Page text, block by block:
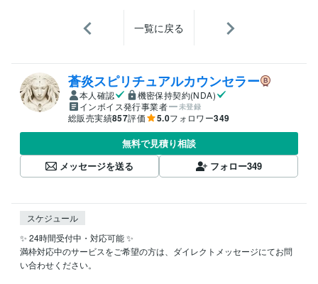
一覧に戻る
蒼炎スピリチュアルカウンセラー
本人確認
機密保持契約(NDA)
インボイス発行事業者
未登録
総販売実績857評価 5.0フォロワー349
無料で見積り相談
メッセージを送る
フォロー349
スケジュール
✨ 24時間受付中・対応可能 ✨
満枠対応中のサービスをご希望の方は、ダイレクトメッセージにてお問
い合わせください。